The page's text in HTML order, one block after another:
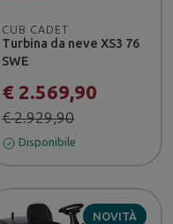
CUB CADET
Turbina da neve XS3 76
SWE
€ 2.569,90
€ 2.929,90
Disponibile
NOVITÀ